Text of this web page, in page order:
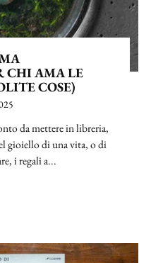
CHI AMA LE
COSE)
da mettere in libreria,
gioiello di una vita, o di
i regali a...